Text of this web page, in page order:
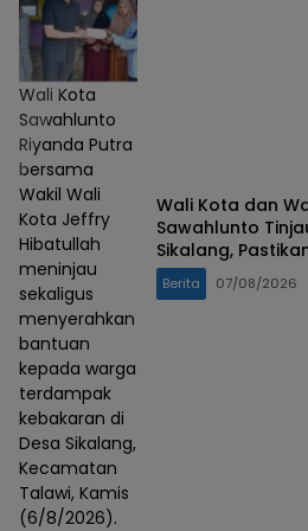
Wali Kota
Sawahlunto
Riyanda Putra
bersama
Wakil Wali
Kota Jeffry
Hibatullah
meninjau
sekaligus
menyerahkan
bantuan
kepada warga
terdampak
kebakaran di
Desa Sikalang,
Kecamatan
Talawi, Kamis
(6/8/2026).
Wali Kota dan
Sawahlunto
Sikalang,
Mitigasi Bencana
Berita 07/08/2026